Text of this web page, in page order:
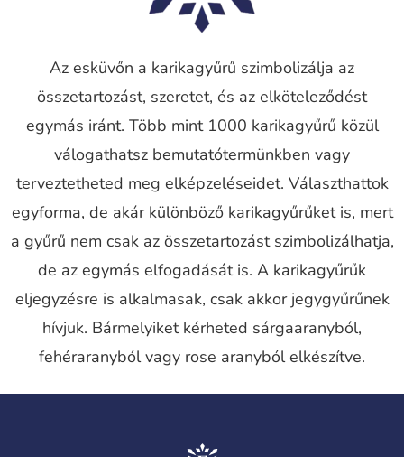
Az esküvőn a karikagyűrű szimbolizálja az
összetartozást, szeretet, és az elköteleződést
egymás iránt. Több mint 1000 karikagyűrű közül
válogathatsz bemutatótermünkben vagy
terveztetheted meg elképzeléseidet. Választhattok
egyforma, de akár különböző karikagyűrűket is, mert
a gyűrű nem csak az összetartozást szimbolizálhatja,
de az egymás elfogadását is. A karikagyűrűk
eljegyzésre is alkalmasak, csak akkor jegygyűrűnek
hívjuk. Bármelyiket kérheted sárgaaranyból,
fehéraranyból vagy rose aranyból elkészítve.